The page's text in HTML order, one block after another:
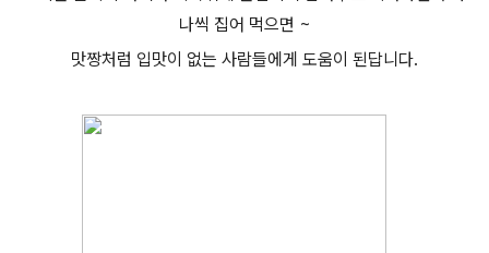
나씩 집어 먹으면 ~
맛짱처럼 입맛이 없는 사람들에게 도움이 된답니다.